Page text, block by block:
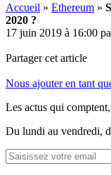
Accueil » Ethereum »
2020 ?
17 juin 2019 à 16:00
Partager cet article
Nous ajouter en tant
Les actus qui
Du lundi au vendredi,